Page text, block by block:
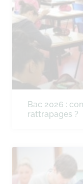
Bac 2026 :
rattrapages ?